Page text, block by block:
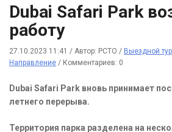
Dubai Safari Park
работу
27.10.2023 11:41 / Автор: РСТО / Выездной
Направление / Комментариев: 0
Dubai Safari Park вновь принимает
летнего перерыва.
Территория парка разделена на